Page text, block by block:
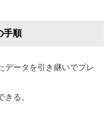
手順
データを引き継いでプレ
きる。